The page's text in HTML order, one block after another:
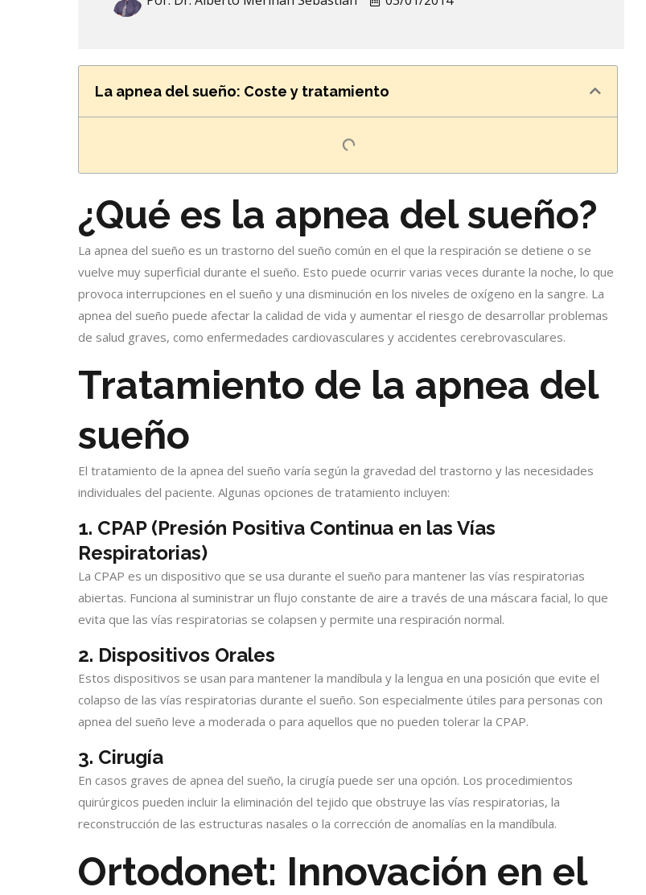
La apnea del sueño: Coste y tratamiento
¿Qué es la apnea del sueño?
La apnea del sueño es un trastorno del sueño común en el que la respiración se detiene o se
vuelve muy superficial durante el sueño. Esto puede ocurrir varias veces durante la noche, lo que
provoca interrupciones en el sueño y una disminución en los niveles de oxígeno en la sangre. La
apnea del sueño puede afectar la calidad de vida y aumentar el riesgo de desarrollar problemas
de salud graves, como enfermedades cardiovasculares y accidentes cerebrovasculares.
Tratamiento de la apnea del
sueño
El tratamiento de la apnea del sueño varía según la gravedad del trastorno y las necesidades
individuales del paciente. Algunas opciones de tratamiento incluyen:
1. CPAP (Presión Positiva Continua en las Vías
Respiratorias)
La CPAP es un dispositivo que se usa durante el sueño para mantener las vías respiratorias
abiertas. Funciona al suministrar un flujo constante de aire a través de una máscara facial, lo que
evita que las vías respiratorias se colapsen y permite una respiración normal.
2. Dispositivos Orales
Estos dispositivos se usan para mantener la mandíbula y la lengua en una posición que evite el
colapso de las vías respiratorias durante el sueño. Son especialmente útiles para personas con
apnea del sueño leve a moderada o para aquellos que no pueden tolerar la CPAP.
3. Cirugía
En casos graves de apnea del sueño, la cirugía puede ser una opción. Los procedimientos
quirúrgicos pueden incluir la eliminación del tejido que obstruye las vías respiratorias, la
reconstrucción de las estructuras nasales o la corrección de anomalías en la mandíbula.
Ortodonet: Innovación en el